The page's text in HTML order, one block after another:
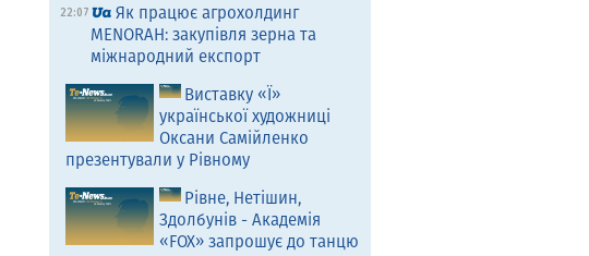
22:07
Як працює агрохолдинг
MENORAH: закупівля зерна та
міжнародний експорт
Виставку «Ї»
української художниці
Оксани Самійленко
презентували у Рівному
Рівне, Нетішин,
Здолбунів - Академія
«FOX» запрошує до танцю